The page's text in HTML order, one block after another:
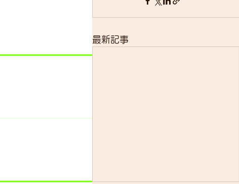
最新記事